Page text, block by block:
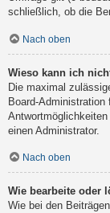
schließlich, ob die
Nach oben
Wieso kann ich
Die maximal
Board-
einen Administrator.
Nach oben
Wie bearbeite oder
Wie bei den